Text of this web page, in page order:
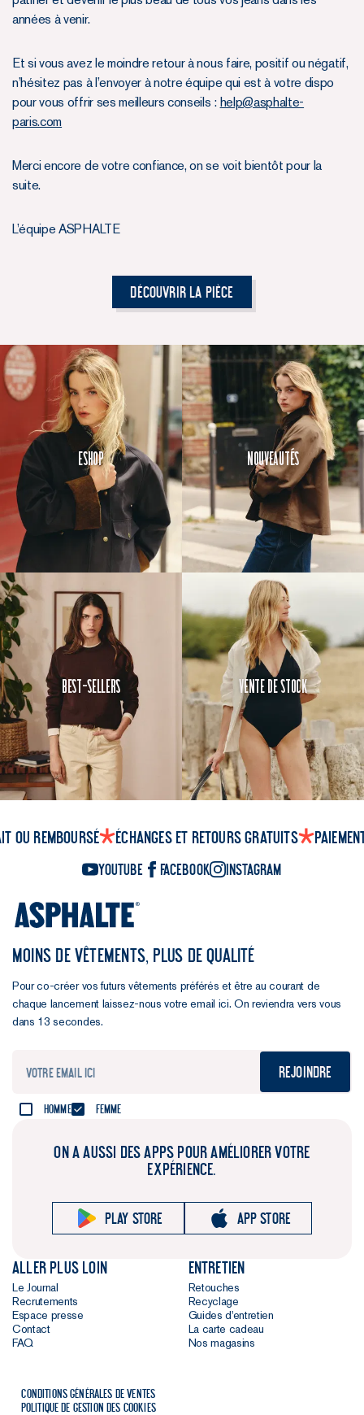
années à venir.
Et si vous avez le moindre retour à nous faire, positif ou négatif,
n’hésitez pas à l’envoyer à notre équipe qui est à votre dispo
pour vous offrir ses meilleurs conseils : help@asphalte-
paris.com
Merci encore de votre confiance, on se voit bientôt pour la
suite.
L’équipe ASPHALTE
Découvrir la pièce
Eshop Nouveautés
Best-Sellers Vente de Stock
ou remboursé Échanges et retours gratuits
YouTube Facebook Instagram
MOINS DE VÊTEMENTS, PLUS DE QUALITÉ
Pour co-créer vos futurs vêtements préférés et être au courant de
chaque lancement laissez-nous votre email ici. On reviendra vers vous
dans 13 secondes.
Rejoindre
Homme Femme
ON A AUSSI DES APPS POUR AMÉLIORER VOTRE
EXPÉRIENCE.
Play store App store
Aller plus loin
Le Journal
Recrutements
Espace presse
Contact
FAQ
Entretien
Retouches
Recyclage
Guides d'entretien
La carte cadeau
Nos magasins
Conditions générales de ventes
Politique de gestion des cookies